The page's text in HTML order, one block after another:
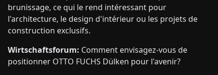
brunissage, ce qui le rend intéressant pour
l'architecture, le design d'intérieur ou les projets de
construction exclusifs.
Wirtschaftsforum: Comment envisagez-vous de
positionner OTTO FUCHS Dülken pour l'avenir?